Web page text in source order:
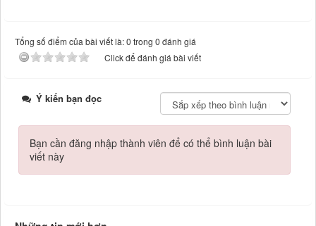
Tổng số điểm của bài viết là: 0 trong 0 đánh giá
Click để đánh giá bài viết
Ý kiến bạn đọc
Bạn cần đăng nhập thành viên để có thể bình luận bài
viết này